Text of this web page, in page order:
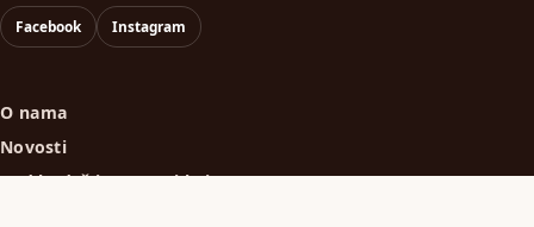
Facebook Instagram
O nama
Novosti
Kad budeš imao svoj kviz…